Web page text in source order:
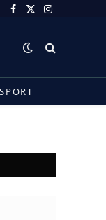
Facebook
X
Instagram
SPORT